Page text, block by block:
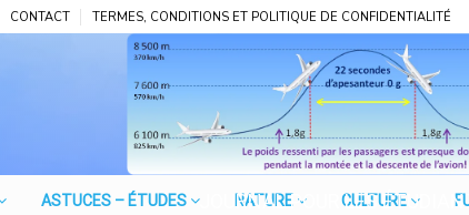
CONTACT TERMES, CONDITIONS ET POLITIQUE DE CONFIDENTIALITÉ
JOURNAL POUR LES
ASTUCES – ÉTUDES NATURE CULTURE